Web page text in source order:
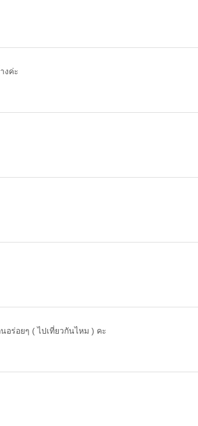
งค่ะ
อร่อยๆ ( ไปเที่ยวกันไหม ) คะ